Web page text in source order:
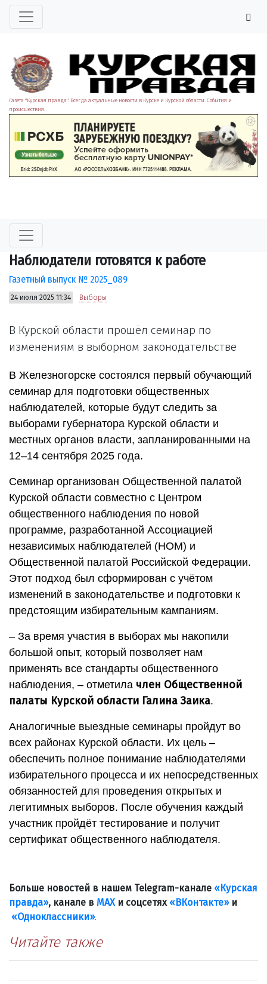
Газета "Курская правда". Всегда актуальные новости в Курске и Курской области. События и
происшествия.
Наблюдатели готовятся к работе
Газетный выпуск № 2025_089
24 июля 2025 11:34 Выборы
В Курской области прошёл семинар по
изменениям в выборном законодательстве
В Железногорске состоялся первый обучающий
семинар для подготовки общественных
наблюдателей, которые будут следить за
выборами губернатора Курской области и
местных органов власти, запланированными на
12–14 сентября 2025 года.
Семинар организован Общественной палатой
Курской области совместно с Центром
общественного наблюдения по новой
программе, разработанной Ассоциацией
независимых наблюдателей (НОМ) и
Общественной палатой Российской Федерации.
Этот подход был сформирован с учётом
изменений в законодательстве и подготовки к
предстоящим избирательным кампаниям.
– За время участия в выборах мы накопили
большой опыт, который позволяет нам
применять все стандарты общественного
наблюдения, – отметила член Общественной
палаты Курской области Галина Заика.
Аналогичные выездные семинары пройдут во
всех районах Курской области. Их цель –
обеспечить полное понимание наблюдателями
избирательного процесса и их непосредственных
обязанностей для проведения открытых и
легитимных выборов. После обучения каждый
участник пройдёт тестирование и получит
сертификат общественного наблюдателя.
Больше новостей в нашем Telegram-канале «Курская
правда», канале в МАХи соцсетях «ВКонтакте»и
«Одноклассники».
Читайте также